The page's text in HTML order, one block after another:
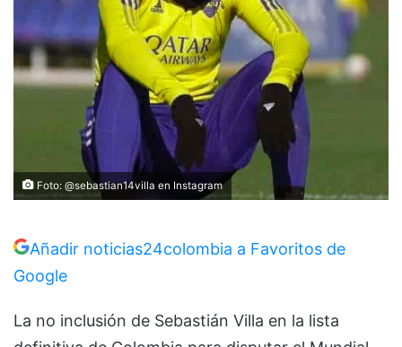
Foto: @sebastian14villa en Instagram
Añadir noticias24colombia a Favoritos de
Google
La no inclusión de Sebastián Villa en la lista